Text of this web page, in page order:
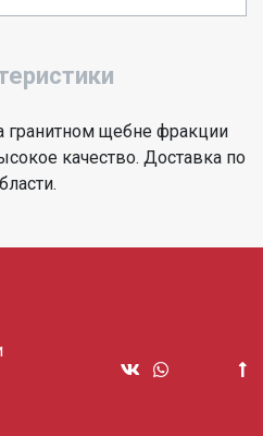
гранитном щебне фракции
качество. Доставка по